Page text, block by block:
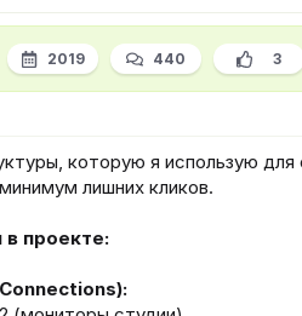
2019 440 3
которую я использую для
лишних кликов.
проекте: